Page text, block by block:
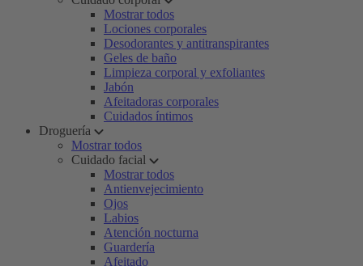
Mostrar todos
Lociones corporales
Desodorantes y antitranspirantes
Geles de baño
Limpieza corporal y exfoliantes
Jabón
Afeitadoras corporales
Cuidados íntimos
Droguería
Mostrar todos
Cuidado facial
Mostrar todos
Antienvejecimiento
Ojos
Labios
Atención nocturna
Guardería
Afeitado